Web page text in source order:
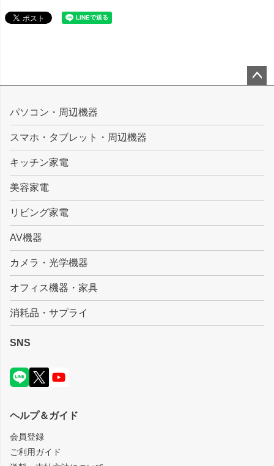
ップ
パソコン・周辺機器
スマホ・タブレット・周辺機器
キッチン家電
美容家電
リビング家電
AV機器
カメラ・光学機器
オフィス機器・家具
消耗品・サプライ
SNS
ヘルプ＆ガイド
会員登録
ご利用ガイド